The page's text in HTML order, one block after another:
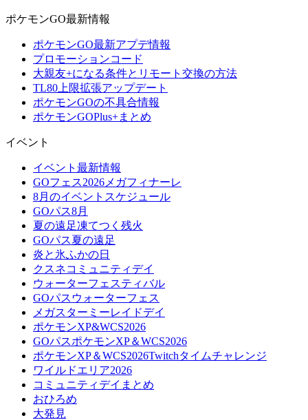
ポケモンGO最新情報
ポケモンGO最新アプデ情報
プロモーションコード
大親友+になる条件とリモート交換の方法
TL80上限拡張アップデート
ポケモンGOの不具合情報
ポケモンGOPlus+まとめ
イベント
イベント最新情報
GOフェス2026メガフィナーレ
8月のイベントスケジュール
GOパス8月
夏の遠足凍てつく残火
GOパス夏の遠足
炎と氷ふかの日
クスネコミュニティデイ
ウォーターフェスティバル
GOパスウォーターフェス
メガスターミーレイドデイ
ポケモンXP&WCS2026
GOパスポケモンXP＆WCS2026
ポケモンXP＆WCS2026Twitchタイムチャレンジ
ワイルドエリア2026
コミュニティデイまとめ
おひろめ
大発見